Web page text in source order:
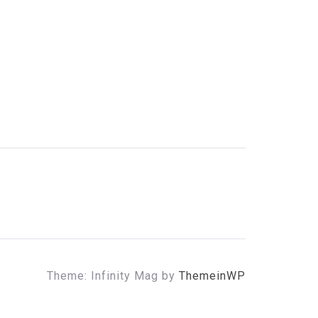
Theme: Infinity Mag by ThemeinWP